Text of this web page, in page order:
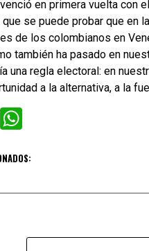
en primera vuelta con
se puede probar que en
de los colombianos en
también ha pasado en
una regla electoral: en
a la alternativa, a la
Twitter